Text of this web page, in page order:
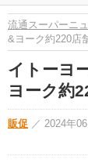
流通スーパーニ
&ヨーク約220店
イトーヨ
ヨーク約
販促 ／ 2024年